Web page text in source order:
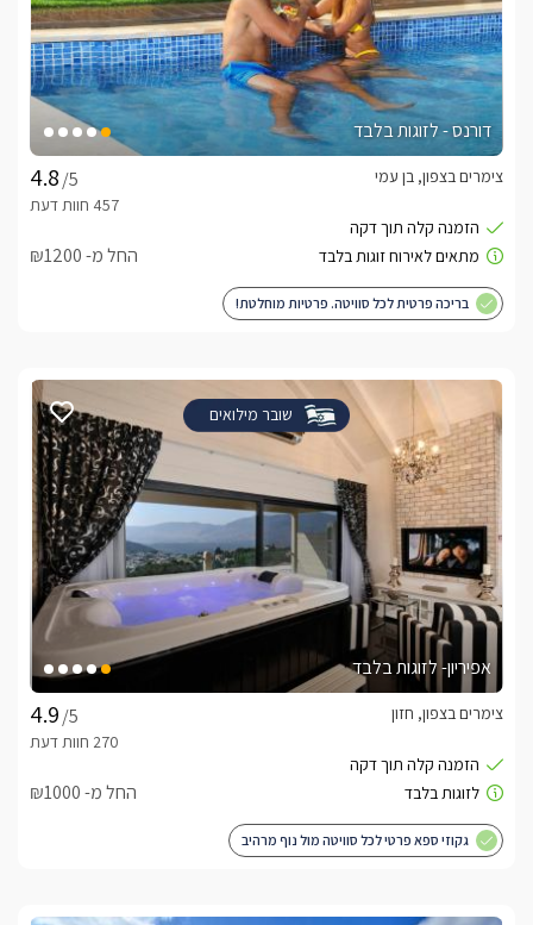
דורנס - לזוגות בלבד
/5
צימרים בצפון, בן עמי
החל מ- ₪1200
בריכה פרטית לכל סוויטה. פרטיות מוחלטת!
שובר מילואים
אפיריון- לזוגות בלבד
/5
צימרים בצפון, חזון
החל מ- ₪1000
גקוזי ספא פרטי לכל סוויטה מול נוף מרהיב